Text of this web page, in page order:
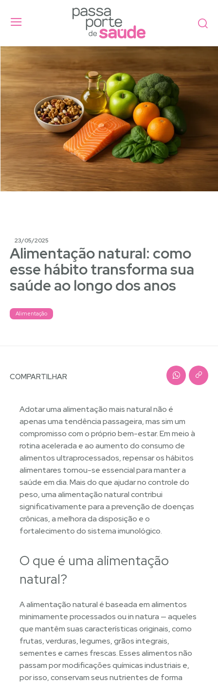
23/05/2025
Alimentação natural: como
esse hábito transforma sua
saúde ao longo dos anos
Alimentação
COMPARTILHAR
Adotar uma alimentação mais natural não é
apenas uma tendência passageira, mas sim um
compromisso com o próprio bem-estar. Em meio à
rotina acelerada e ao aumento do consumo de
alimentos ultraprocessados, repensar os hábitos
alimentares tornou-se essencial para manter a
saúde em dia. Mais do que ajudar no controle do
peso, uma alimentação natural contribui
significativamente para a prevenção de doenças
crônicas, a melhora da disposição e o
fortalecimento do sistema imunológico.
O que é uma alimentação
natural?
A alimentação natural é baseada em alimentos
minimamente processados ou in natura — aqueles
que mantêm suas características originais, como
frutas, verduras, legumes, grãos integrais,
sementes e carnes frescas. Esses alimentos não
passam por modificações químicas industriais e,
por isso, conservam seus nutrientes de forma